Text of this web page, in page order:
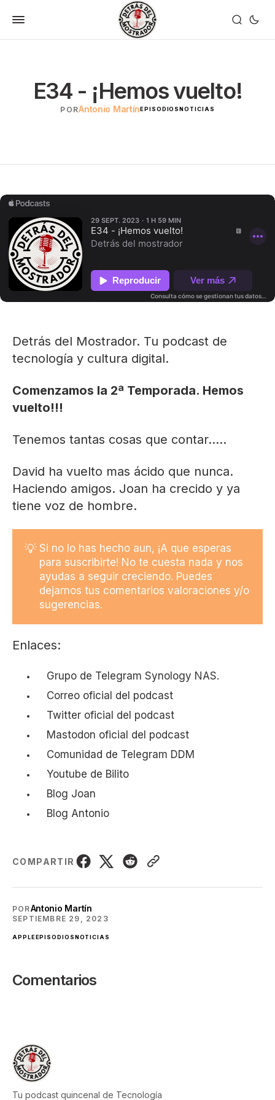
E34 - ¡Hemos vuelto!
PORAntonio MartínEPISODIOSNOTICIAS
Detrás del Mostrador. Tu podcast de
tecnología y cultura digital.
Comenzamos la 2ª Temporada. Hemos
vuelto!!!
Tenemos tantas cosas que contar.....
David ha vuelto mas ácido que nunca.
Haciendo amigos. Joan ha crecido y ya
tiene voz de hombre.
💡 Si no lo has hecho aun, ¡A que esperas
para suscribirte! No te cuesta nada y nos
ayudas a seguir creciendo. Puedes
dejarnos tus comentarios valoraciones y/o
sugerencias.
Enlaces:
Grupo de Telegram Synology NAS.
Correo oficial del podcast
Twitter oficial del podcast
Mastodon oficial del podcast
Comunidad de Telegram DDM
Youtube de Bilito
Blog Joan
Blog Antonio
COMPARTIR
PORAntonio Martín
SEPTIEMBRE 29, 2023
APPLEEPISODIOSNOTICIAS
Comentarios
Tu podcast quincenal de Tecnología